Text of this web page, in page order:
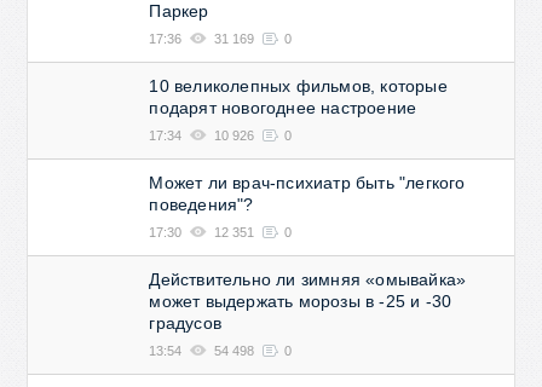
Паркер
17:36 31 169 0
10 великолепных фильмов, которые
подарят новогоднее настроение
17:34 10 926 0
Может ли врач-психиатр быть "легкого
поведения"?
17:30 12 351 0
Действительно ли зимняя «омывайка»
может выдержать морозы в -25 и -30
градусов
13:54 54 498 0